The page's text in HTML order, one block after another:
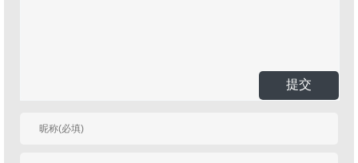
有人回复时邮件通知
提交